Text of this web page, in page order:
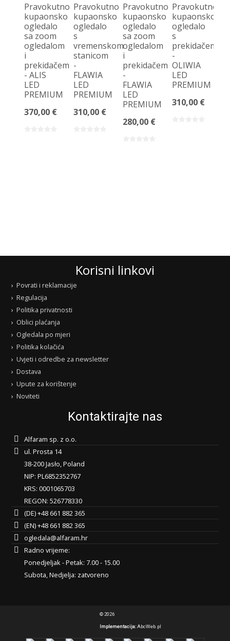
Pravokutno
kupaonsko
ogledalo
sa zoom
ogledalom
i
prekidačem
- ALIS
LED
PREMIUM
370,00 €
Pravokutno
kupaonsko
ogledalo
s
vremenskom
stanicom
-
FLAWIA
LED
PREMIUM
310,00 €
Pravokutno
kupaonsko
ogledalo
sa zoom
ogledalom
i
prekidačem
-
FLAWIA
LED
PREMIUM
280,00 €
Pravokutno
kupaonsko
ogledalo
s
prekidačem
-
OLIWIA
LED
PREMIUM
310,00 €
Korisni linkovi
Povrati i reklamacije
Regulacija
Politika privatnosti
Oblici plaćanja
Ogledala po mjeri
Politika kolačića
Uvjeti i odredbe za newsletter
Dostava
Upute za korištenje
Noviteti
Kontaktirajte nas
Alfaram sp. z o.o.
ul. Prosta 14
38-200 Jasło, Poland
NIP: PL6852352767
KRS: 0001065703
REGON: 526778330
(DE) +48 661 882 365
(EN) +48 661 882 365
ogledala@alfaram.hr
Radno vrijeme:
Ponedjeljak - Petak: 7.00 - 15.00
Subota, Nedjelja: zatvoreno
© 2026
Implementacija:AbcWeb.pl